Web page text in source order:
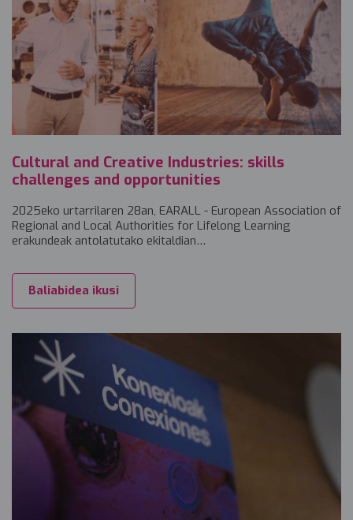
Cultural and Creative Industries: skills
challenges and opportunities
2025eko urtarrilaren 28an, EARALL - European Association of
Regional and Local Authorities for Lifelong Learning
erakundeak antolatutako ekitaldian…
Baliabidea ikusi